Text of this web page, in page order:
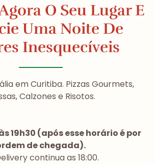
O Seu Lugar E
Uma Noite De
Inesquecíveis
em Curitiba. Pizzas Gourmets,
Calzones e Risotos.
19h30 (após esse horário é por
de chegada).
continua as 18:00.